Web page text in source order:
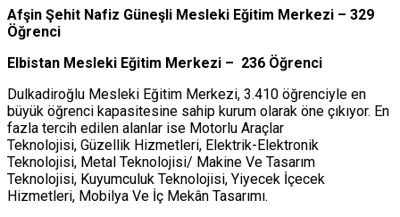
Afşin Şehit Nafiz Güneşli Mesleki Eğitim Merkezi – 329
Öğrenci
Elbistan Mesleki Eğitim Merkezi – 236 Öğrenci
Dulkadiroğlu Mesleki Eğitim Merkezi, 3.410 öğrenciyle en
büyük öğrenci kapasitesine sahip kurum olarak öne çıkıyor. En
fazla tercih edilen alanlar ise Motorlu Araçlar
Teknolojisi, Güzellik Hizmetleri, Elektrik-Elektronik
Teknolojisi, Metal Teknolojisi/ Makine Ve Tasarım
Teknolojisi, Kuyumculuk Teknolojisi, Yiyecek İçecek
Hizmetleri, Mobilya Ve İç Mekân Tasarımı.